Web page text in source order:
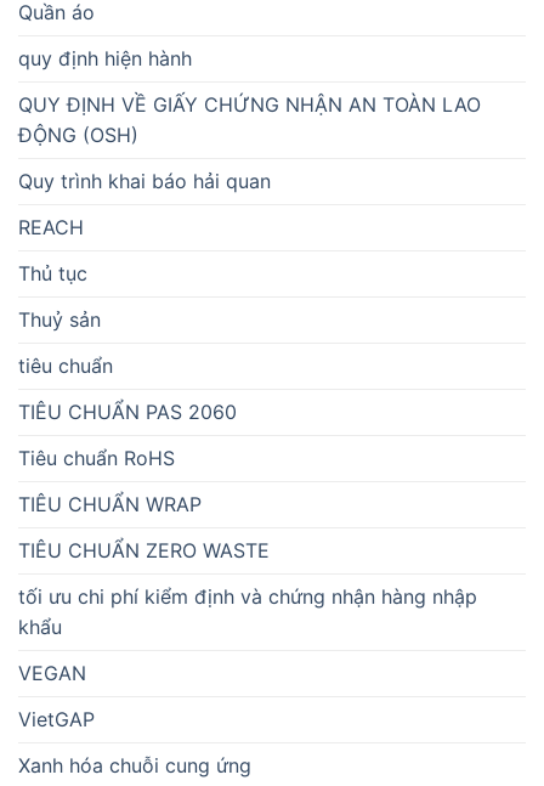
Quần áo
quy định hiện hành
QUY ĐỊNH VỀ GIẤY CHỨNG NHẬN AN TOÀN LAO
ĐỘNG (OSH)
Quy trình khai báo hải quan
REACH
Thủ tục
Thuỷ sản
tiêu chuẩn
TIÊU CHUẨN PAS 2060
Tiêu chuẩn RoHS
TIÊU CHUẨN WRAP
TIÊU CHUẨN ZERO WASTE
tối ưu chi phí kiểm định và chứng nhận hàng nhập
khẩu
VEGAN
VietGAP
Xanh hóa chuỗi cung ứng